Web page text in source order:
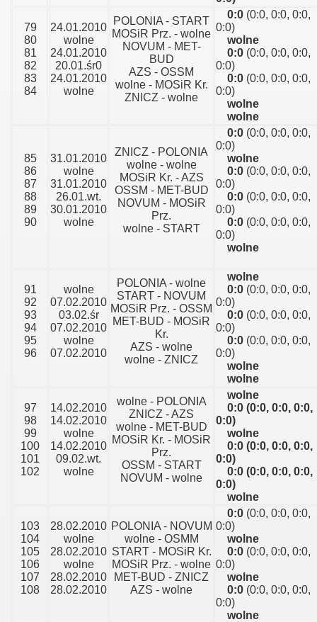
79
80
81
82
83
84
24.01.2010
wolne
24.01.2010
20.01.śr0
24.01.2010
wolne
POLONIA - START
MOSiR Prz. - wolne
NOVUM - MET-
BUD
AZS - OSSM
wolne - MOSiR Kr.
ZNICZ - wolne
0:0 (0:0, 0:0, 0:0,
0:0)
wolne
0:0 (0:0, 0:0, 0:0,
0:0)
0:0 (0:0, 0:0, 0:0,
0:0)
wolne
wolne
85
86
87
88
89
90
31.01.2010
wolne
31.01.2010
26.01.wt.
30.01.2010
wolne
ZNICZ - POLONIA
wolne - wolne
MOSiR Kr. - AZS
OSSM - MET-BUD
NOVUM - MOSiR
Prz.
wolne - START
0:0 (0:0, 0:0, 0:0,
0:0)
wolne
0:0 (0:0, 0:0, 0:0,
0:0)
0:0 (0:0, 0:0, 0:0,
0:0)
0:0 (0:0, 0:0, 0:0,
0:0)
wolne
91
92
93
94
95
96
wolne
07.02.2010
03.02.śr
07.02.2010
wolne
07.02.2010
POLONIA - wolne
START - NOVUM
MOSiR Prz. - OSSM
MET-BUD - MOSiR
Kr.
AZS - wolne
wolne - ZNICZ
wolne
0:0 (0:0, 0:0, 0:0,
0:0)
0:0 (0:0, 0:0, 0:0,
0:0)
0:0 (0:0, 0:0, 0:0,
0:0)
wolne
wolne
97
98
99
100
101
102
14.02.2010
14.02.2010
wolne
14.02.2010
09.02.wt.
wolne
wolne - POLONIA
ZNICZ - AZS
wolne - MET-BUD
MOSiR Kr. - MOSiR
Prz.
OSSM - START
NOVUM - wolne
wolne
0:0 (0:0, 0:0, 0:0,
0:0)
wolne
0:0 (0:0, 0:0, 0:0,
0:0)
0:0 (0:0, 0:0, 0:0,
0:0)
wolne
103
104
105
106
107
108
28.02.2010
wolne
28.02.2010
wolne
28.02.2010
28.02.2010
POLONIA - NOVUM
wolne - OSMM
START - MOSiR Kr.
MOSiR Prz. - wolne
MET-BUD - ZNICZ
AZS - wolne
0:0 (0:0, 0:0, 0:0,
0:0)
wolne
0:0 (0:0, 0:0, 0:0,
0:0)
wolne
0:0 (0:0, 0:0, 0:0,
0:0)
wolne